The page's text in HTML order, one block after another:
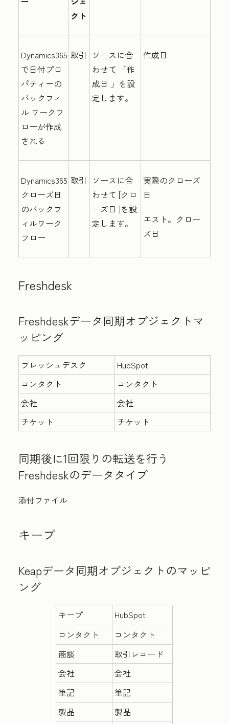
クト
Dynamics365
で日付プロ
パティーの
バックフィ
ル ワークフ
ローが作成
される
取引
ソースに合
わせて
「作
成日 」を設
定します。
作成日
Dynamics365
クローズ日
のバックフ
ィルワーク
フロー
取引
ソースに合
わせて [クロ
ーズ日 ]を設
定します。
実際のクローズ
日
エスト。クロー
ズ日
Freshdesk
Freshdeskデータ同期オブジェクトマ
ッピング
フレッシュデスク
HubSpot
コンタクト
コンタクト
会社
会社
チケット
チケット
同期後に1回限りの転送を行う
Freshdeskのデータタイプ
添付ファイル
キープ
Keapデータ同期オブジェクトのマッピ
ング
キープ
HubSpot
コンタクト
コンタクト
商談
取引レコード
会社
会社
筆記
筆記
製品
製品